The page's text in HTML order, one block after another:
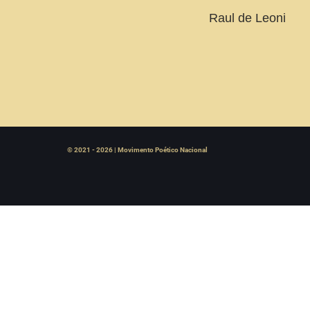
Raul de Leoni
© 2021 - 2026 | Movimento Poético Nacional